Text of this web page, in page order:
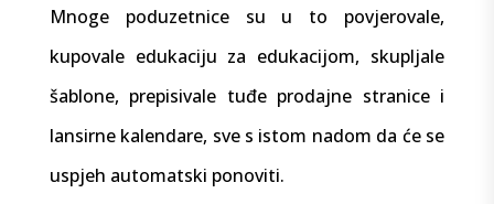
Mnoge poduzetnice su u to povjerovale,
kupovale edukaciju za edukacijom, skupljale
šablone, prepisivale tuđe prodajne stranice i
lansirne kalendare, sve s istom nadom da će se
uspjeh automatski ponoviti.